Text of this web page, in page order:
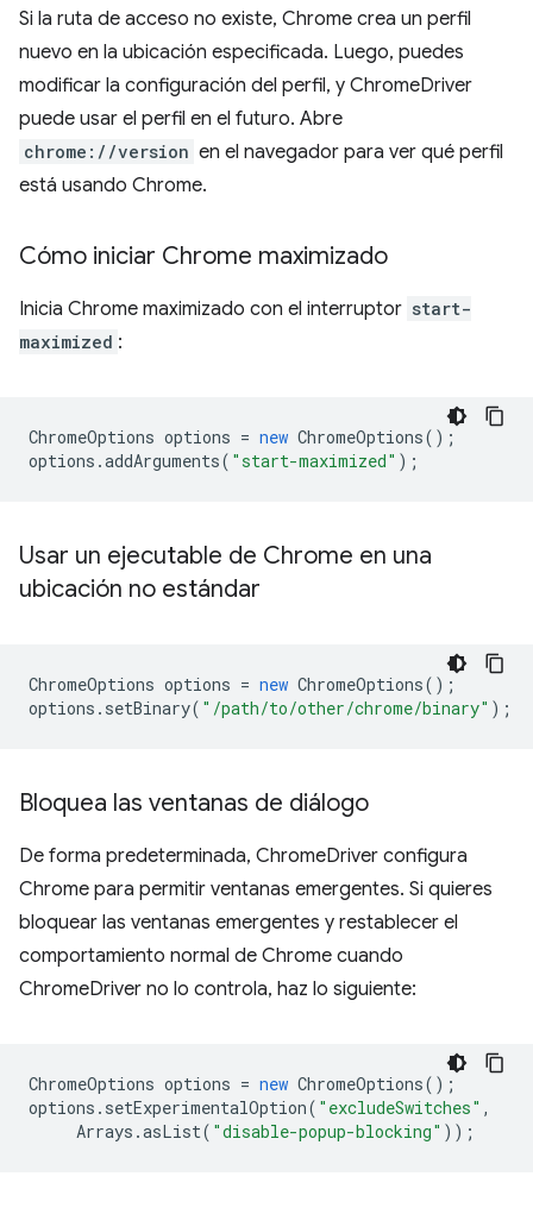
Si la ruta de acceso no existe, Chrome crea un perfil
nuevo en la ubicación especificada. Luego, puedes
modificar la configuración del perfil, y ChromeDriver
puede usar el perfil en el futuro. Abre
chrome://version en el navegador para ver qué perfil
está usando Chrome.
Cómo iniciar Chrome maximizado
Inicia Chrome maximizado con el interruptor start-
maximized :
ChromeOptions options = new ChromeOptions();
options .addArguments( "start-maximized" );
Usar un ejecutable de Chrome en una
ubicación no estándar
ChromeOptions options = new ChromeOptions();
options . setBinary( "/path/to/other/chrome/binary" );
Bloquea las ventanas de diálogo
De forma predeterminada, ChromeDriver configura
Chrome para permitir ventanas emergentes. Si quieres
bloquear las ventanas emergentes y restablecer el
comportamiento normal de Chrome cuando
ChromeDriver no lo controla, haz lo siguiente:
ChromeOptions options = new ChromeOptions();
options . setExperimentalOption( "excludeSwitches" ,
Arrays .asList( "disable-popup-blocking" ));